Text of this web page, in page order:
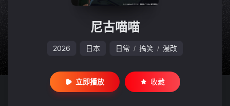
尼古喵喵
2026 日本 日常 / 搞笑 / 漫改
立即播放 收藏